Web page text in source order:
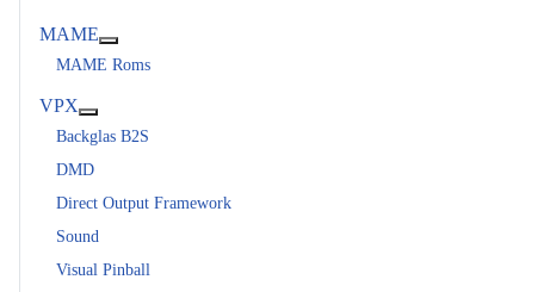
MAME
MAME Roms
VPX
Backglas B2S
DMD
Direct Output Framework
Sound
Visual Pinball